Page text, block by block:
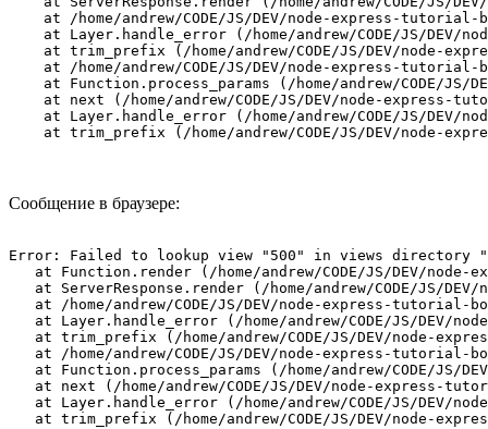
at /home/andrew/CODE/JS/DEV/node-express-
at Layer.handle_error (/home/andrew/CODE/JS/DEV/
at trim_prefix (/home/andrew/CODE/JS/DEV/node-
at /home/andrew/CODE/JS/DEV/node-express-
at Function.process_params (/home/andrew/CODE/JS/
at next (/home/andrew/CODE/JS/DEV/node-express-
at Layer.handle_error (/home/andrew/CODE/JS/DEV/
at trim_prefix (/home/andrew/CODE/JS/DEV/node-
Сообщение в браузере:
Error: Failed to lookup view "500" in views directory "/
at Function.render (/home/andrew/CODE/JS/DEV/node-
at ServerResponse.render (/home/andrew/CODE/JS/
at /home/andrew/CODE/JS/DEV/node-express-tutorial-
at Layer.handle_error (/home/andrew/CODE/JS/DEV/
at trim_prefix (/home/andrew/CODE/JS/DEV/node-
at /home/andrew/CODE/JS/DEV/node-express-tutorial-
at Function.process_params (/home/andrew/CODE/JS/
at next (/home/andrew/CODE/JS/DEV/node-express-
at Layer.handle_error (/home/andrew/CODE/JS/DEV/
at trim_prefix (/home/andrew/CODE/JS/DEV/node-